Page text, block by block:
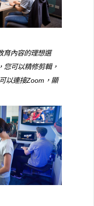
育內容的理想選
您可以精修剪輯，
以連接Zoom，顯